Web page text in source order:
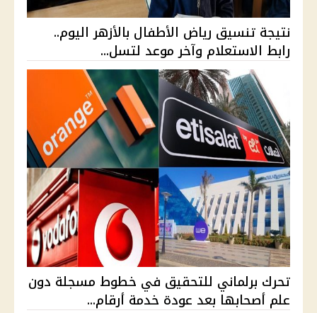
نتيجة تنسيق رياض الأطفال بالأزهر اليوم..
رابط الاستعلام وآخر موعد لتسل...
تحرك برلماني للتحقيق في خطوط مسجلة دون
علم أصحابها بعد عودة خدمة أرقام...